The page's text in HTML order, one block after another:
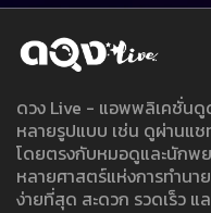
ดวง Live - แอพพลิเคชั่นดู
หลายรูปแบบ เช่น ดูผ่านแ
โดยตรงกับหมอดูและนักพ
หลายศาสตร์แห่งการทำนา
ง่ายที่สุด สะดวก รวดเร็ว แ